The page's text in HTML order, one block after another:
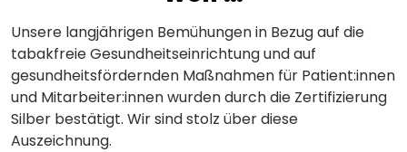
Unsere langjährigen Bemühungen in Bezug auf die
tabakfreie Gesundheitseinrichtung und auf
gesundheitsfördernden Maßnahmen für Patient:innen
und Mitarbeiter:innen wurden durch die Zertifizierung
Silber bestätigt. Wir sind stolz über diese
Auszeichnung.